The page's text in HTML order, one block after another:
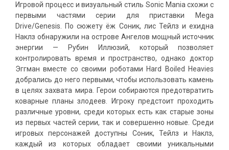
Игровой процесс и визуальный стиль Sonic Mania схожи с
первыми частями серии для приставки Mega
Drive/Genesis. По сюжету ёж Соник, лис Тейлз и ехидна
Наклз обнаружили на острове Ангелов мощный источник
энергии — Рубин Иллюзий, который позволяет
контролировать время и пространство, однако доктор
Эггман вместе со своими роботами Hard Boiled Heavies
добрались до него первыми, чтобы использовать камень
в целях захвата мира. Герои собираются предотвратить
коварные планы злодеев. Игроку предстоит проходить
различные уровни, среди которых есть как старые зоны
из первых частей серии, так и совершенно новые. Среди
игровых персонажей доступны Соник, Тейлз и Наклз,
каждый из которых обладает своими уникальными